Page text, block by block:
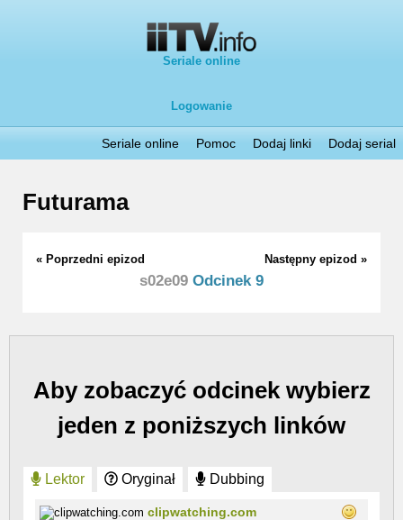
Seriale online
Logowanie
Seriale online Pomoc Dodaj linki Dodaj serial
Futurama
« Poprzedni epizod Następny epizod »
s02e09 Odcinek 9
Aby zobaczyć odcinek wybierz
jeden z poniższych linków
Lektor Oryginał Dubbing
clipwatching.com